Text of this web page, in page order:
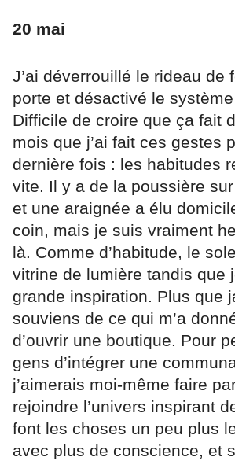
20 mai
J’ai déverrouillé le rideau de
porte et désactivé le système
Difficile de croire que ça fait
mois que j’ai fait ces gestes
dernière fois : les habitudes
vite. Il y a de la poussière
et une araignée a élu
coin, mais je suis vraiment
là. Comme d’habitude, le
vitrine de lumière tandis que
grande inspiration. Plus que
souviens de ce qui m’a
d’ouvrir une boutique. Pour
gens d’intégrer une
j’aimerais moi-même faire
rejoindre l’univers inspirant
font les choses un peu plus
avec plus de conscience, et